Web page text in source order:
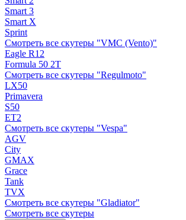
Smart 3
Smart X
Sprint
Смотреть все скутеры "VMC (Vento)"
Eagle R12
Formula 50 2Т
Смотреть все скутеры "Regulmoto"
LX50
Primavera
S50
ET2
Смотреть все скутеры "Vespa"
AGV
City
GMAX
Grace
Tank
TVX
Смотреть все скутеры "Gladiator"
Смотреть все скутеры